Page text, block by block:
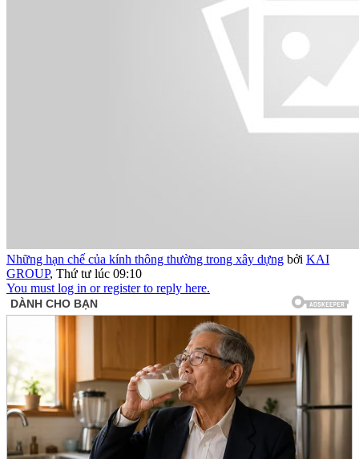
Những hạn chế của kính thông thường trong xây dựng bởi KAI
GROUP, Thứ tư lúc 09:10
You must log in or register to reply here.